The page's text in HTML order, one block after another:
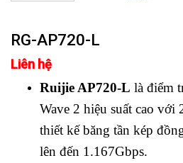
RG-AP720-L
Liên hệ
Ruijie AP720-L là điểm
Wave 2 hiệu suất cao
thiết kế băng tần kép
lên đến 1.167Gbps.